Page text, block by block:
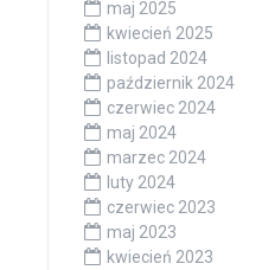
maj 2025
kwiecień 2025
listopad 2024
październik 2024
czerwiec 2024
maj 2024
marzec 2024
luty 2024
czerwiec 2023
maj 2023
kwiecień 2023